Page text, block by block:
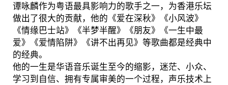
谭咏麟作为粤语最具影响力的歌手之一，为香港乐坛
做出了很大的贡献，他的《爱在深秋》《小风波》
《情缘巴士站》《半梦半醒》《朋友》《一生中最
爱》《爱情陷阱》《讲不出再见》等歌曲都是经典中
的经典。
他的一生是华语音乐诞生至今的缩影，迷茫、小众、
学习到自信、拥有专属审美的一个过程，声乐技术上